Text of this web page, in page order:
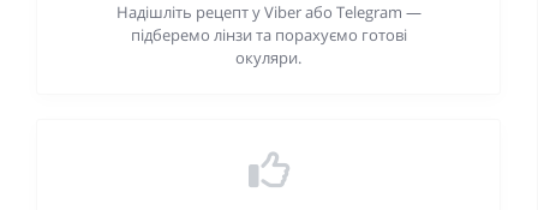
Надішліть рецепт у Viber або Telegram —
підберемо лінзи та порахуємо готові
окуляри.